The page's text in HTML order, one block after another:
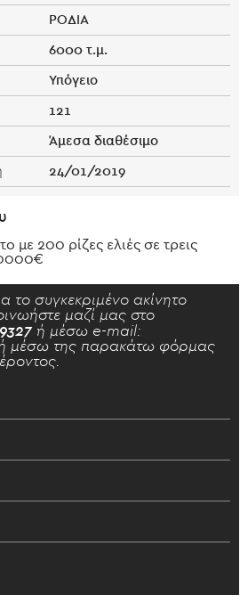
ΡΟΔΙΑ
6000 τ.μ.
Υπόγειο
121
Άμεσα διαθέσιμο
24/01/2019
με 200 ρίζες ελιές σε τρεις
το συγκεκριμένο ακίνητο
μαζί μας στο
ή μέσω e-mail:
μέσω της παρακάτω φόρμας